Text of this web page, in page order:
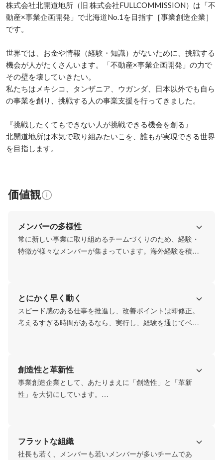
株式会社北開道地所（旧 株式会社FULLCOMMISSION）は「不
動産×事業企画開発」で北海道No.1を目指す［事業創造企業］
です。
世界では、お金や情報（経験・知識）がないために、挑戦する
機会が人がたくさんいます。「不動産×事業企画開発」の力で
その壁を壊していきたい。
私たちはメキシコ、タンザニア、ウガンダ、日本以外でも自ら
の事業を創り、挑戦する人の事業支援を行ってきました。
『挑戦したくてもできない人が挑戦できる機会を創る』
北開道地所は本気で取り組みたいこを、誰もが実現できる世界
を目指します。
価値観
メンバーの多様性
常に新しい事業に取り組めるチームづくりのため、経験・
特徴が様々なメンバーが集まっています。海外経験を積ん
とにかく早く動く
スピード感のある仕事を推進し、改善ポイントは即修正。
考えるすぎる時間があるなら、実行し、経験を通じてベス
創造性と革新性
事業創造企業として、あたりまえに「創造性」と「革新
性」を大切にしています。
フラットな組織
社長も若く、メンバーも若いメンバーが多いチームであ